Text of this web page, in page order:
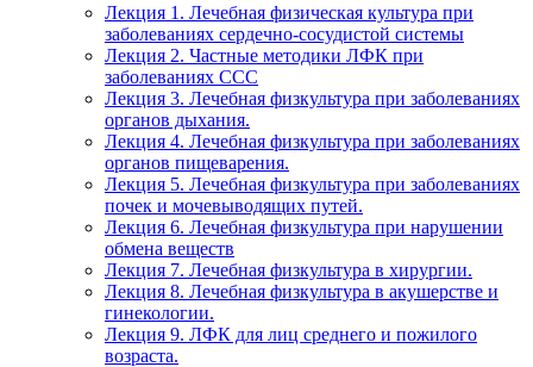
Лекция 1. Лечебная физическая культура при
заболеваниях сердечно-сосудистой системы
Лекция 2. Частные методики ЛФК при
заболеваниях ССС
Лекция 3. Лечебная физкультура при заболеваниях
органов дыхания.
Лекция 4. Лечебная физкультура при заболеваниях
органов пищеварения.
Лекция 5. Лечебная физкультура при заболеваниях
почек и мочевыводящих путей.
Лекция 6. Лечебная физкультура при нарушении
обмена веществ
Лекция 7. Лечебная физкультура в хирургии.
Лекция 8. Лечебная физкультура в акушерстве и
гинекологии.
Лекция 9. ЛФК для лиц среднего и пожилого
возраста.